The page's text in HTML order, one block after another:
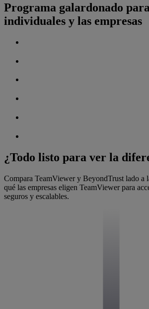
Programa galardonado
individuales y las empresas
¿Todo listo para ver la
Compara TeamViewer y BeyondTrust lado a
qué las empresas eligen TeamViewer para
seguros y escalables.